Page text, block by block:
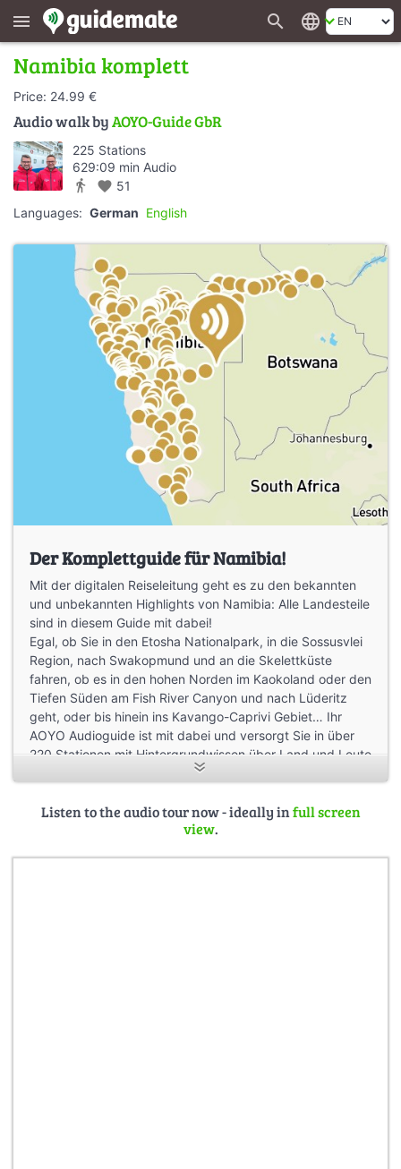
menu search language
Namibia komplett
Price: 24.99 €
Audio walk byAOYO-Guide GbR
225 Stations
629:09 min Audio
directions_walk favorite 51
Languages: German English
Der Komplettguide für Namibia!
Mit der digitalen Reiseleitung geht es zu den bekannten
und unbekannten Highlights von Namibia: Alle Landesteile
sind in diesem Guide mit dabei!
Egal, ob Sie in den Etosha Nationalpark, in die Sossusvlei
Region, nach Swakopmund und an die Skelettküste
fahren, ob es in den hohen Norden im Kaokoland oder den
Tiefen Süden am Fish River Canyon und nach Lüderitz
geht, oder bis hinein ins Kavango-Caprivi Gebiet… Ihr
AOYO Audioguide ist mit dabei und versorgt Sie in über
220 Stationen mit Hintergrundwissen über Land und Leute
- so als wäre Ihre ganz persönliche Reiseleitung mit dabei!
Alle Inhalte sind urheberrechtlich geschützt. ©AOYO-
Listen to the audio tour now - ideally infull screen
view.